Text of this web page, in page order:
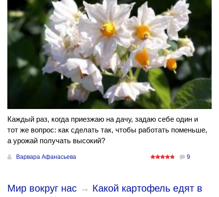
Каждый раз, когда приезжаю на дачу, задаю себе один и
тот же вопрос: как сделать так, чтобы работать поменьше,
а урожай получать высокий?
Варвара Афанасьева 9
Мир вокруг нас → Какой картофель едят в